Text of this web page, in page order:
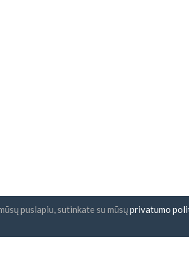
puslapiu, sutinkate su mūsųprivatumo